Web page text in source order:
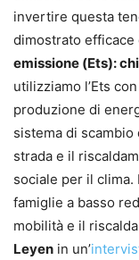
invertire questa
dimostrato efficace
emissione (Ets):
utilizziamo l’Ets
produzione di
sistema di
strada e il
sociale per il clima.
famiglie a basso
mobilità e il
Leyen in un’